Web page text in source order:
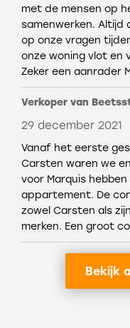
met de mensen op
samenwerken.
op onze vragen
onze woning vlot en
Zeker een aanrader
Verkoper van
29 december 2021
Vanaf het eerste
Carsten waren we
voor Marquis
appartement. De
zowel Carsten als
merken. Een groot
Bekijk